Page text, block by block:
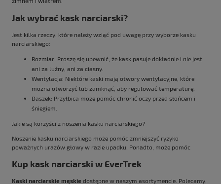
Jak wybrać kask narciarski?
Jest kilka rzeczy, które należy wziąć pod uwagę przy wyborze kasku
narciarskiego:
Rozmiar: Proszę się upewnić, że kask pasuje dokładnie i nie jest
ani za luźny, ani za ciasny.
Wentylacja: Niektóre kaski mają otwory wentylacyjne, które
można otworzyć lub zamknąć, aby regulować temperaturę.
Daszek: Przyłbica może pomóc chronić oczy przed słońcem i
śniegiem.
Jakie są korzyści z noszenia kasku narciarskiego?
Noszenie kasku narciarskiego może pomóc zmniejszyć ryzyko
poważnych urazów głowy w razie upadku. Ponadto, może pomóc
Kup kask narciarski w EverTrek
Kaski narciarskie męskie dostępne w naszym asortymencie. Polecamy,